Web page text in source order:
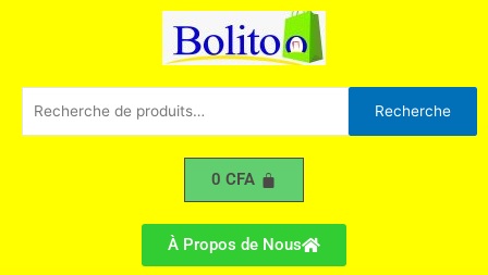
pour :
Recherche
0CFA
À Propos de Nous